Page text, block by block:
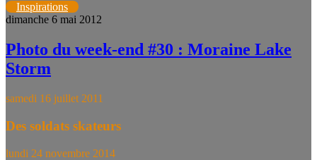
Inspirations
dimanche 6 mai 2012
Photo du week-end #30 : Moraine Lake
Storm
samedi 16 juillet 2011
Des soldats skateurs
lundi 24 novembre 2014